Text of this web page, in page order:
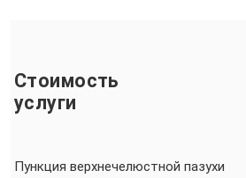
Стоимость
услуги
Пункция верхнечелюстной пазухи